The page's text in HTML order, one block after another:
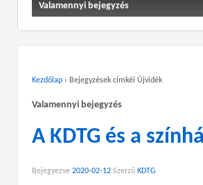
Valamennyi bejegyzés
Kezdőlap › Bejegyzések címkéi Újvidék
Valamennyi bejegyzés
A KDTG és a
Bejegyezve 2020-02-12 Szerző KDTG